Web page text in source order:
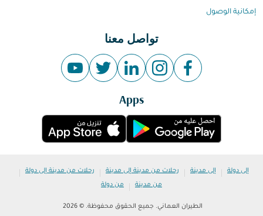
إمكانية الوصول
تواصل معنا
Apps
إلى دولة | إلى مدينة | رحلات من مدينة إلى مدينة | رحلات من مدينة إلى دولة |
من مدينة | من دولة
الطيران العماني. جميع الحقوق محفوظة. © 2026